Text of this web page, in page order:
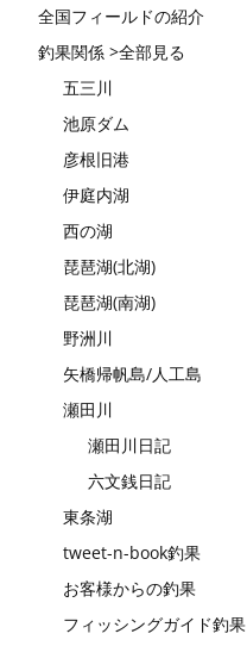
全国フィールドの紹介
釣果関係 >全部見る
五三川
池原ダム
彦根旧港
伊庭内湖
西の湖
琵琶湖(北湖)
琵琶湖(南湖)
野洲川
矢橋帰帆島/人工島
瀬田川
瀬田川日記
六文銭日記
東条湖
tweet-n-book釣果
お客様からの釣果
フィッシングガイド釣果